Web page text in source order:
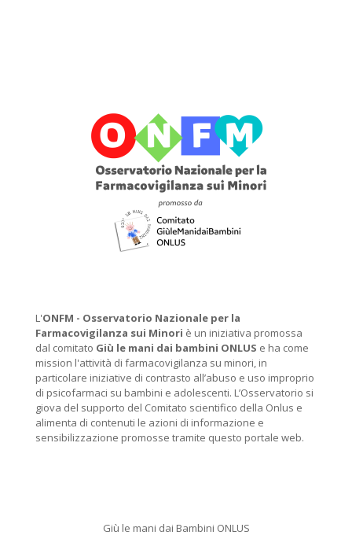
L'ONFM - Osservatorio Nazionale per la
Farmacovigilanza sui Minori è un iniziativa promossa
dal comitato Giù le mani dai bambini ONLUS e ha come
mission l'attività di farmacovigilanza su minori, in
particolare iniziative di contrasto all’abuso e uso improprio
di psicofarmaci su bambini e adolescenti. L’Osservatorio si
giova del supporto del Comitato scientifico della Onlus e
alimenta di contenuti le azioni di informazione e
sensibilizzazione promosse tramite questo portale web.
Giù le mani dai Bambini ONLUS